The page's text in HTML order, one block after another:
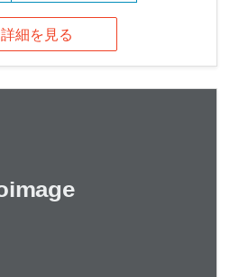
詳細を見る